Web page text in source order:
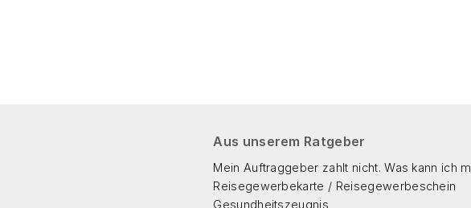
Aus unserem Ratgeber
Mein Auftraggeber zahlt nicht. Was kann ich
Reisegewerbekarte / Reisegewerbeschein
Gesundheitszeugnis